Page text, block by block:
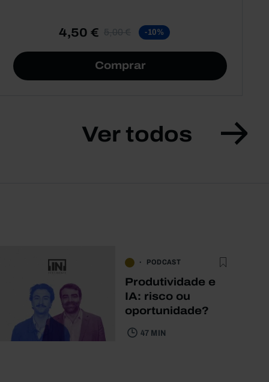
4,50 € 5,00 € -10%
Comprar
Ver todos
PODCAST
Produtividade e
IA: risco ou
oportunidade?
47 MIN